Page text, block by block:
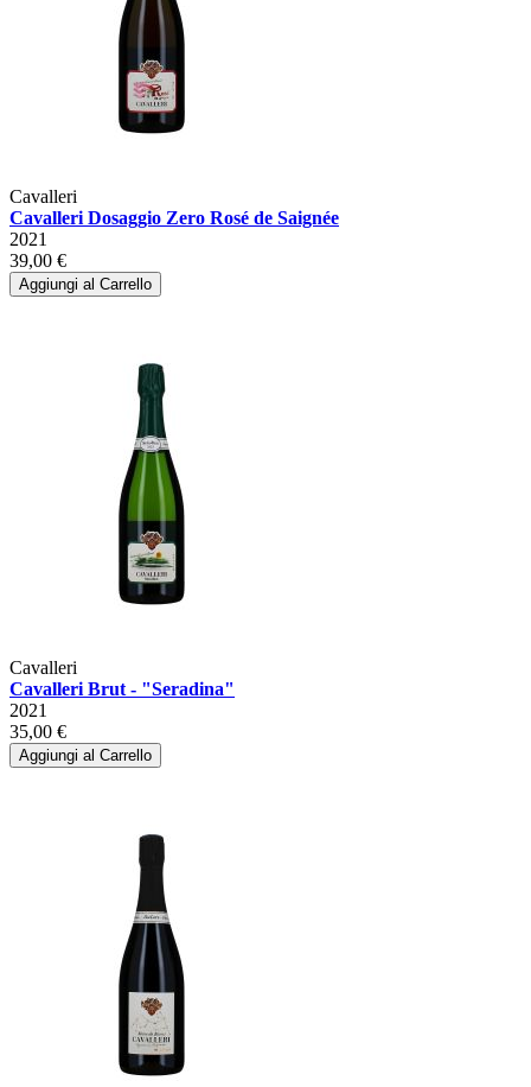
Cavalleri
Cavalleri Dosaggio Zero Rosé de Saignée
2021
39,00 €
Aggiungi al Carrello
Cavalleri
Cavalleri Brut - "Seradina"
2021
35,00 €
Aggiungi al Carrello